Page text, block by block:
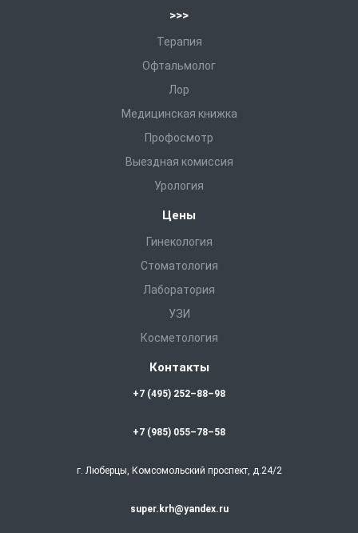
>>>
Терапия
Офтальмолог
Лор
Медицинская книжка
Профосмотр
Выездная комиссия
Урология
Цены
Гинекология
Стоматология
Лаборатория
УЗИ
Косметология
Контакты
+7 (495) 252–88–98
+7 (985) 055–78–58
г. Люберцы, Комсомольский проспект, д.24/2
super.krh@yandex.ru